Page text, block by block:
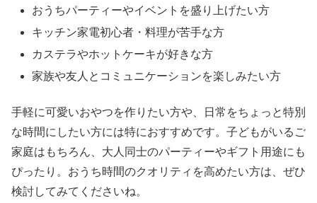
おうちパーティーやイベントを盛り上げたい方
キッチン家電初心者・料理が苦手な方
カステラやホットケーキが好きな方
家族や友人とコミュニケーションを楽しみたい方
手軽に可愛いおやつを作りたい方や、日常をちょっと特別
な時間にしたい方には特におすすめです。子どもがいるご
家庭はもちろん、大人同士のパーティーやギフト用途にも
ぴったり。おうち時間のクオリティを高めたい方は、ぜひ
検討してみてくださいね。